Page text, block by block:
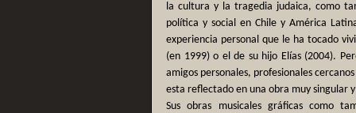
la cultura y la tragedia judaica, como
política y social en Chile y América
experiencia personal que le ha tocado
(en 1999) o el de su hijo Elías (2004).
amigos personales, profesionales
esta reflectado en una obra muy singular
Sus obras musicales gráficas como